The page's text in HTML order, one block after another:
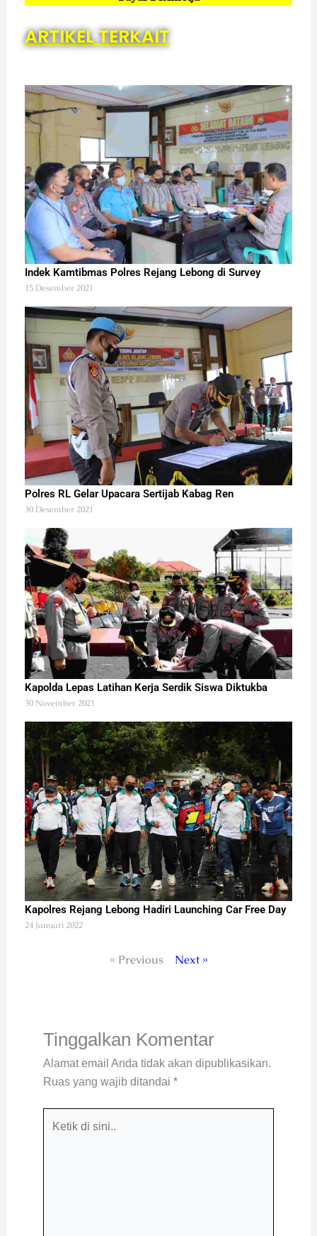
ARTIKEL TERKAIT
Indek Kamtibmas Polres Rejang Lebong di Survey
15 Desember 2021
Polres RL Gelar Upacara Sertijab Kabag Ren
30 Desember 2021
Kapolda Lepas Latihan Kerja Serdik Siswa Diktukba
30 November 2021
Kapolres Rejang Lebong Hadiri Launching Car Free Day
24 Januari 2022
« Previous Next »
Tinggalkan Komentar
Alamat email Anda tidak akan dipublikasikan.
Ruas yang wajib ditandai *